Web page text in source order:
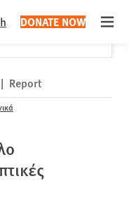
DONATE NOW
in English?
| Report